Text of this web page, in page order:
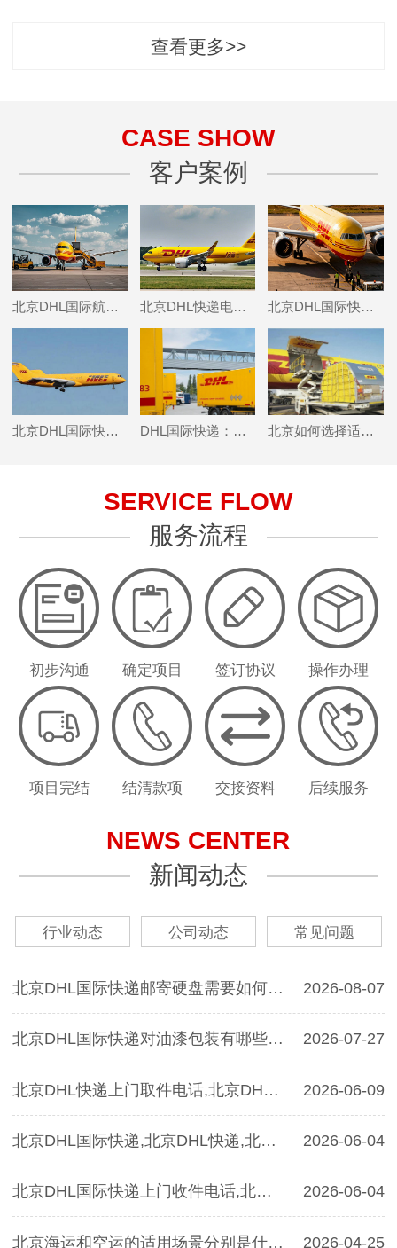
查看更多>>
CASE SHOW
客户案例
北京DHL国际航空快递,北京DHL国际快递邮寄玉石的具体包装要求是什么？ 北京DHL快递电话,北京DHL快递邮寄无人机有哪些注意事项？ 北京DHL国际快递邮寄食品,北京DHL寄往德国粽子如何申报清关？
北京DHL国际快递邮寄香水的时效,北京DHL国际快递上门取件电话 DHL国际快递：铁路运输的新选择 北京如何选择适合自己的国际物流租货柜公司？
SERVICE FLOW
服务流程
初步沟通 确定项目 签订协议 操作办理
项目完结 结清款项 交接资料 后续服务
NEWS CENTER
新闻动态
行业动态 公司动态 常见问题
北京DHL国际快递邮寄硬盘需要如何包装,北京DHL快递 2026-08-07
北京DHL国际快递对油漆包装有哪些要求？北京DHL国际快递 2026-07-27
北京DHL快递上门取件电话,北京DHL快递寄茶叶的运费是多少？ 2026-06-09
北京DHL国际快递,北京DHL快递,北京DHL国际快递邮寄手机的包装有哪些要求？ 2026-06-04
北京DHL国际快递上门收件电话,北京DHL国际快递可以邮寄智能手机吗 2026-06-04
北京海运和空运的适用场景分别是什么？ 2026-04-25